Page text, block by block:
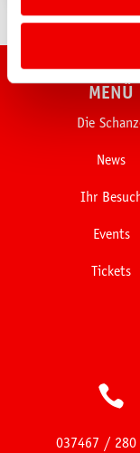
MENÜ
Die
News
Ihr
Events
Tickets

037467 / 280